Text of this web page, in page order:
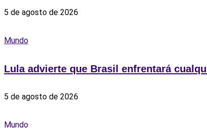
5 de agosto de 2026
Mundo
Lula advierte que Brasil enfrentará
5 de agosto de 2026
Mundo